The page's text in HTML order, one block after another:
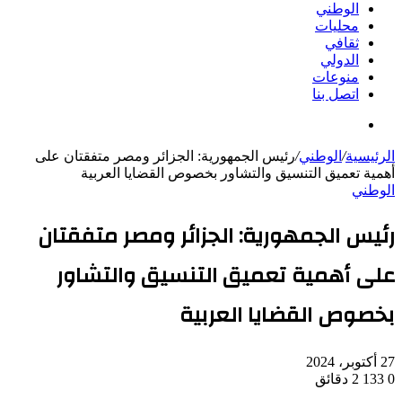
الوطني
محليات
ثقافي
الدولي
منوعات
اتصل بنا
الرئيسية/ الوطني/رئيس الجمهورية: الجزائر ومصر متفقتان على
أهمية تعميق التنسيق والتشاور بخصوص القضايا العربية
الوطني
رئيس الجمهورية: الجزائر ومصر متفقتان
على أهمية تعميق التنسيق والتشاور
بخصوص القضايا العربية
27 أكتوبر، 2024
0
2 دقائق